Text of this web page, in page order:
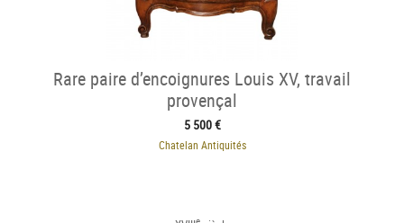
Rare paire d’encoignures Louis XV, travail
provençal
5 500 €
Chatelan Antiquités